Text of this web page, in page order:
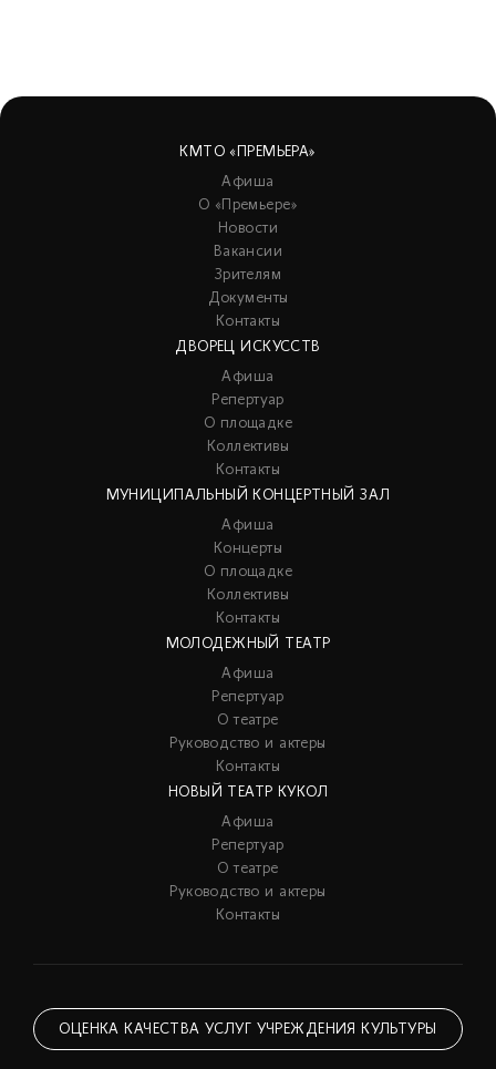
КМТО «ПРЕМЬЕРА»
Афиша
О «Премьере»
Новости
Вакансии
Зрителям
Документы
Контакты
ДВОРЕЦ ИСКУССТВ
Афиша
Репертуар
О площадке
Коллективы
Контакты
МУНИЦИПАЛЬНЫЙ КОНЦЕРТНЫЙ ЗАЛ
Афиша
Концерты
О площадке
Коллективы
Контакты
МОЛОДЕЖНЫЙ ТЕАТР
Афиша
Репертуар
О театре
Руководство и актеры
Контакты
НОВЫЙ ТЕАТР КУКОЛ
Афиша
Репертуар
О театре
Руководство и актеры
Контакты
ОЦЕНКА КАЧЕСТВА УСЛУГ УЧРЕЖДЕНИЯ КУЛЬТУРЫ